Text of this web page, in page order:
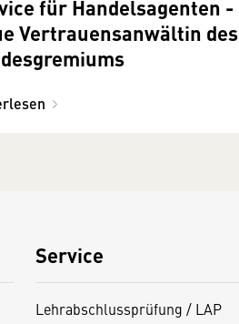
für Handelsagenten -
Vertrauensanwältin des
Service
Lehrabschlussprüfung / LAP